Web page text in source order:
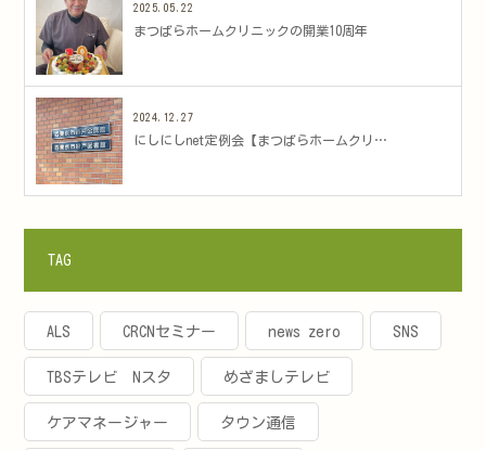
2025.05.22
まつばらホームクリニックの開業10周年
2024.12.27
にしにしnet定例会【まつばらホームクリ…
TAG
ALS CRCNセミナー news zero SNS
TBSテレビ Nスタ めざましテレビ
ケアマネージャー タウン通信